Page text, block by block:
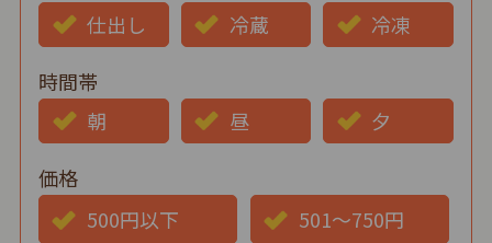
仕出し
冷蔵
冷凍
時間帯
朝
昼
夕
価格
500円以下
501～750円